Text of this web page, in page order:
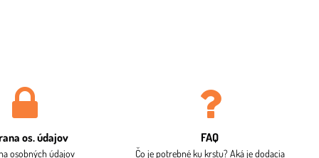
os​. údajov
osobných údajov
FAQ
Čo je potrebné ku krstu? Aká je dodacia